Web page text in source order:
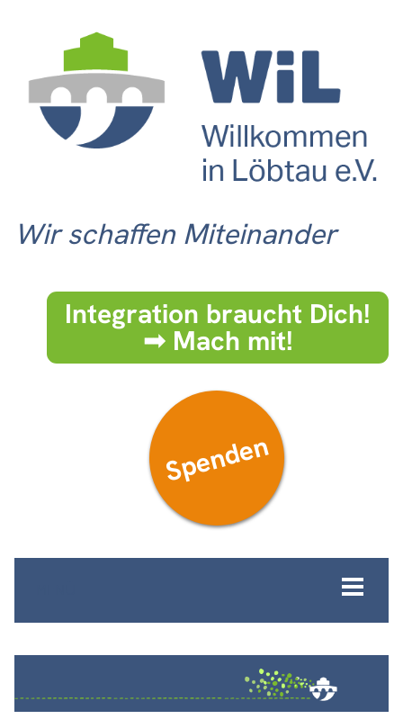
Wir schaffen Miteinander
Integration braucht Dich!
➟ Mach mit!
Spenden